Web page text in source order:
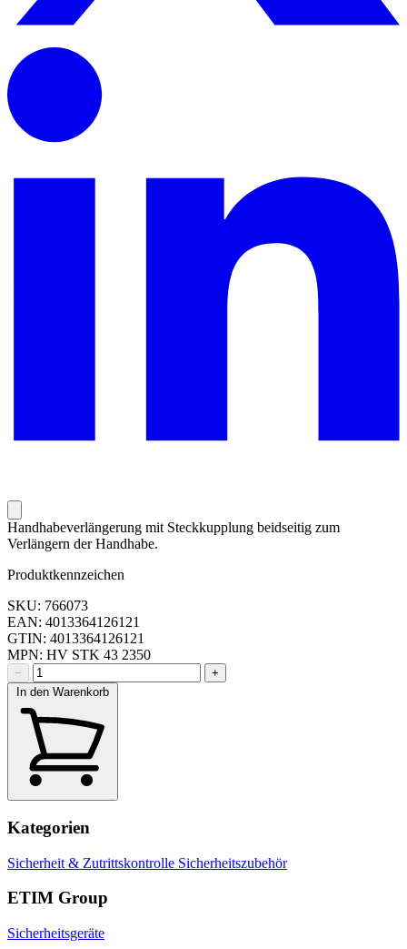
Handhabeverlängerung mit Steckkupplung beidseitig zum
Verlängern der Handhabe.
Produktkennzeichen
SKU: 766073
EAN: 4013364126121
GTIN: 4013364126121
MPN: HV STK 43 2350
−
+
In den Warenkorb
Kategorien
Sicherheit & Zutrittskontrolle Sicherheitszubehör
ETIM Group
Sicherheitsgeräte